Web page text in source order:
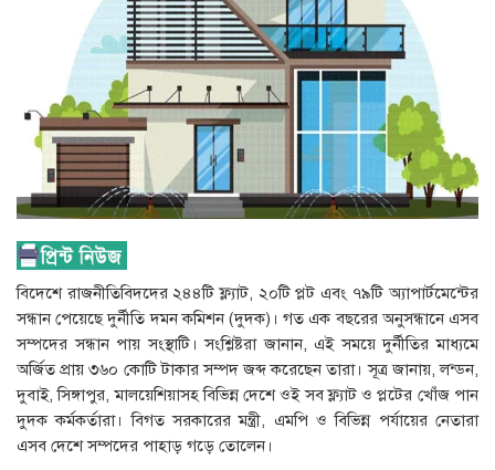
বিদেশে রাজনীতিবিদদের ২৪৪টি ফ্ল্যাট, ২০টি প্লট এবং ৭৯টি অ্যাপার্টমেন্টের
সন্ধান পেয়েছে দুর্নীতি দমন কমিশন (দুদক)। গত এক বছরের অনুসন্ধানে এসব
সম্পদের সন্ধান পায় সংস্থাটি। সংশ্লিষ্টরা জানান, এই সময়ে দুর্নীতির মাধ্যমে
অর্জিত প্রায় ৩৬০ কোটি টাকার সম্পদ জব্দ করেছেন তারা। সূত্র জানায়, লন্ডন,
দুবাই, সিঙ্গাপুর, মালয়েশিয়াসহ বিভিন্ন দেশে ওই সব ফ্ল্যাট ও প্লটের খোঁজ পান
দুদক কর্মকর্তারা। বিগত সরকারের মন্ত্রী, এমপি ও বিভিন্ন পর্যায়ের নেতারা
এসব দেশে সম্পদের পাহাড় গড়ে তোলেন।